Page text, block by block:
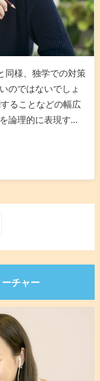
同様、独学での対策
のではないでしょ
ることなどの幅広
論理的に表現す…
チャー